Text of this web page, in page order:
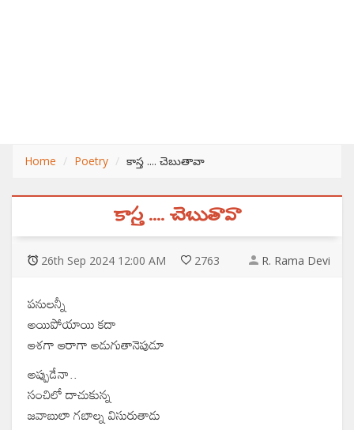
Home Poetry కాస్త .... చెబుతావా
కాస్త .... చెబుతావా
26th Sep 2024 12:00 AM 2763 R. Rama Devi
పనులన్నీ
అయిపోయాయి కదా
ఆశగా ఆరాగా అడుగుతానెపుడూ
అప్పుడేనా..
సంచిలో దాచుకున్న
జవాబులా గబాల్న విసురుతాడు